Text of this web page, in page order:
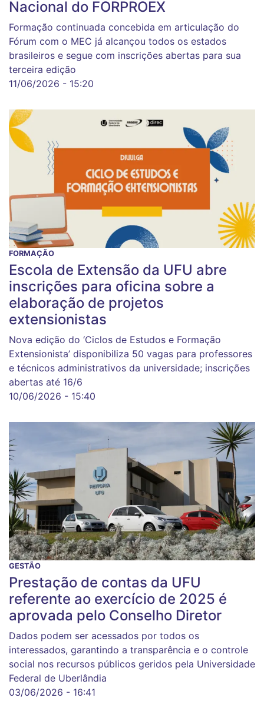
Nacional do FORPROEX
Formação continuada concebida em articulação do
Fórum com o MEC já alcançou todos os estados
brasileiros e segue com inscrições abertas para sua
terceira edição
11/06/2026 - 15:20
FORMAÇÃO
Escola de Extensão da UFU abre
inscrições para oficina sobre a
elaboração de projetos
extensionistas
Nova edição do ‘Ciclos de Estudos e Formação
Extensionista’ disponibiliza 50 vagas para professores
e técnicos administrativos da universidade; inscrições
abertas até 16/6
10/06/2026 - 15:40
GESTÃO
Prestação de contas da UFU
referente ao exercício de 2025 é
aprovada pelo Conselho Diretor
Dados podem ser acessados por todos os
interessados, garantindo a transparência e o controle
social nos recursos públicos geridos pela Universidade
Federal de Uberlândia
03/06/2026 - 16:41